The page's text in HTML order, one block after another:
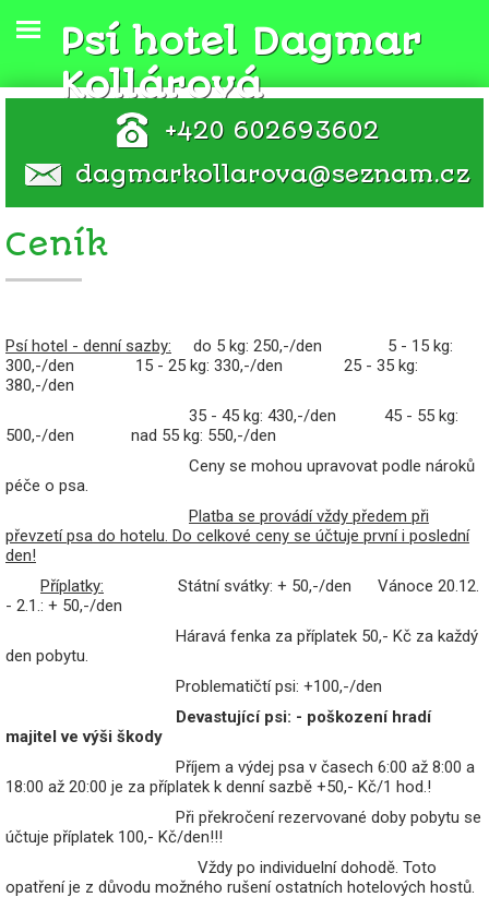
Psí hotel Dagmar
Kollárová
+420 602693602
dagmarkollarova@seznam.cz
Ceník
Psí hotel - denní sazby: do 5 kg: 250,-/den 5 - 15 kg:
300,-/den 15 - 25 kg: 330,-/den 25 - 35 kg:
380,-/den
35 - 45 kg: 430,-/den 45 - 55 kg:
500,-/den nad 55 kg: 550,-/den
Ceny se mohou upravovat podle nároků
péče o psa.
Platba se provádí vždy předem při
převzetí psa do hotelu. Do celkové ceny se účtuje první i poslední
den!
Příplatky: Státní svátky: + 50,-/den Vánoce 20.12.
- 2.1.: + 50,-/den
Háravá fenka za příplatek 50,- Kč za každý
den pobytu.
Problematičtí psi: +100,-/den
Devastující psi: - poškození hradí
majitel ve výši škody
Příjem a výdej psa v časech 6:00 až 8:00 a
18:00 až 20:00 je za příplatek k denní sazbě +50,- Kč/1 hod.!
Při překročení rezervované doby pobytu se
účtuje příplatek 100,- Kč/den!!!
Vždy po individuelní dohodě. Toto
opatření je z důvodu možného rušení ostatních hotelových hostů.